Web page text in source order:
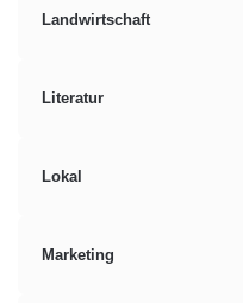
Landwirtschaft
Literatur
Lokal
Marketing